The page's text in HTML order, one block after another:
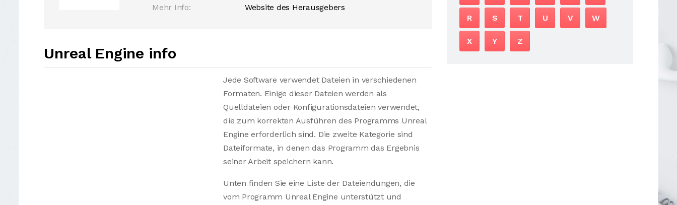
Mehr Info:
Website des Herausgebers
Unreal Engine info
Jede Software verwendet Dateien in verschiedenen
Formaten. Einige dieser Dateien werden als
Quelldateien oder Konfigurationsdateien verwendet,
die zum korrekten Ausführen des Programms Unreal
Engine erforderlich sind. Die zweite Kategorie sind
Dateiformate, in denen das Programm das Ergebnis
seiner Arbeit speichern kann.
Unten finden Sie eine Liste der Dateiendungen, die
vom Programm Unreal Engine unterstützt und
R S T U V W
X Y Z